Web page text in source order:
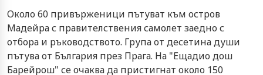
Около 60 привърженици пътуват към остров
Мадейра с правителствения самолет заедно с
отбора и ръководството. Група от десетина души
пътува от България през Прага. На "Ещадио дош
Барейрош" се очаква да пристигнат около 150